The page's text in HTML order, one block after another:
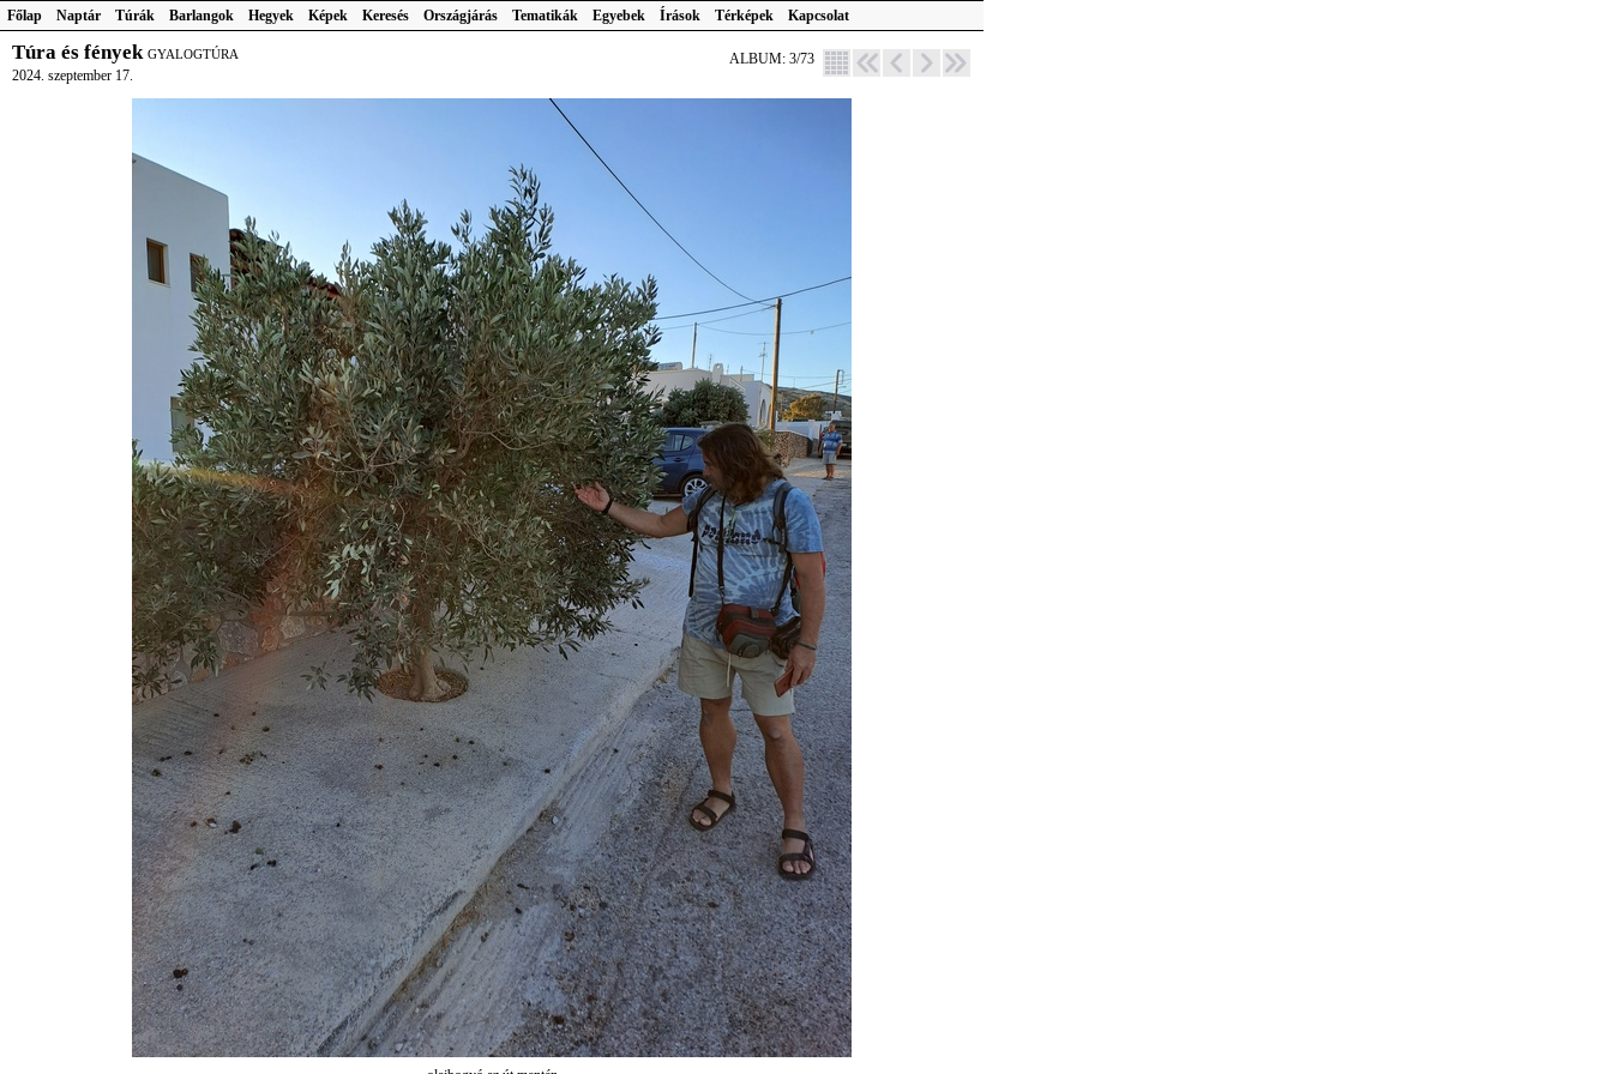
Főlap Naptár Túrák Barlangok Hegyek Képek Keresés Országjárás Tematikák Egyebek Írások Térképek Kapcsolat
Túra és fények GYALOGTÚRA
2024. szeptember 17.
ALBUM: 3/73